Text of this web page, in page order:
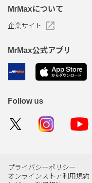
MrMaxについて
企業サイト
MrMax公式アプリ
Follow us
プライバシーポリシー
オンラインストア利用規約